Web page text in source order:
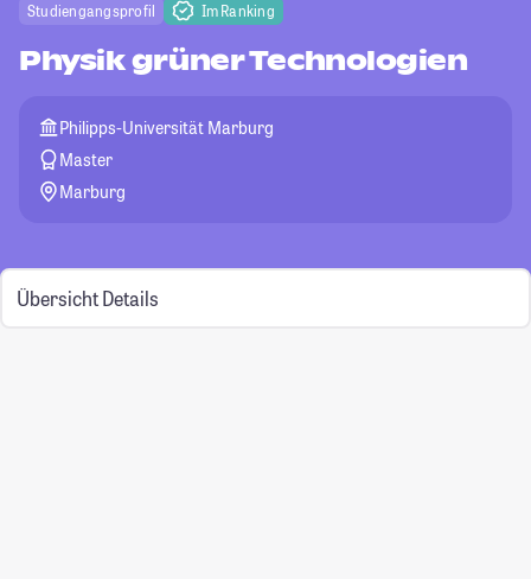
Studiengangsprofil Im Ranking
Physik grüner Technologien
Philipps-Universität Marburg
Master
Marburg
Übersicht Details